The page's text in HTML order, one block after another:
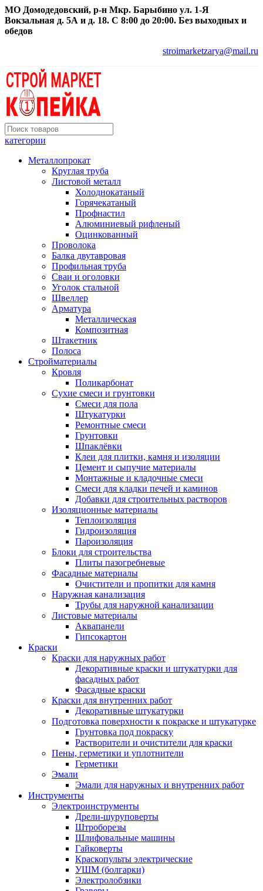
МО Домодедовский, р-н Мкр. Барыбино ул. 1-Я
Вокзальная д. 5А и д. 18. С 8:00 до 20:00. Без выходных и
обедов
stroimarketzarya@mail.ru
категории
Металлопрокат
Круглая труба
Листовой металл
Холоднокатаный
Горячекатаный
Профнастил
Алюминиевый рифленый
Оцинкованный
Проволока
Балка двутавровая
Профильная труба
Сваи и оголовки
Уголок стальной
Швеллер
Арматура
Металлическая
Композитная
Штакетник
Полоса
Стройматериалы
Кровля
Поликарбонат
Сухие смеси и грунтовки
Смеси для пола
Штукатурки
Ремонтные смеси
Грунтовки
Шпаклёвки
Клеи для плитки, камня и изоляции
Цемент и сыпучие материалы
Монтажные и кладочные смеси
Смеси для кладки печей и каминов
Добавки для строительных растворов
Изоляционные материалы
Теплоизоляция
Гидроизоляция
Пароизоляция
Блоки для строительства
Плиты пазогребневые
Фасадные материалы
Очистители и пропитки для камня
Наружная канализация
Трубы для наружной канализации
Листовые материалы
Аквапанели
Гипсокартон
Краски
Краски для наружных работ
Декоративные краски и штукатурки для
фасадных работ
Фасадные краски
Краски для внутренних работ
Декоративные штукатурки
Подготовка поверхности к покраске и штукатурке
Грунтовка под покраску
Растворители и очистители для краски
Пены, герметики и уплотнители
Герметики
Эмали
Эмали для наружных и внутренних работ
Инструменты
Электроинструменты
Дрели-шуруповерты
Штроборезы
Шлифовальные машины
Гайковерты
Краскопульты электрические
УШМ (болгарки)
Электролобзики